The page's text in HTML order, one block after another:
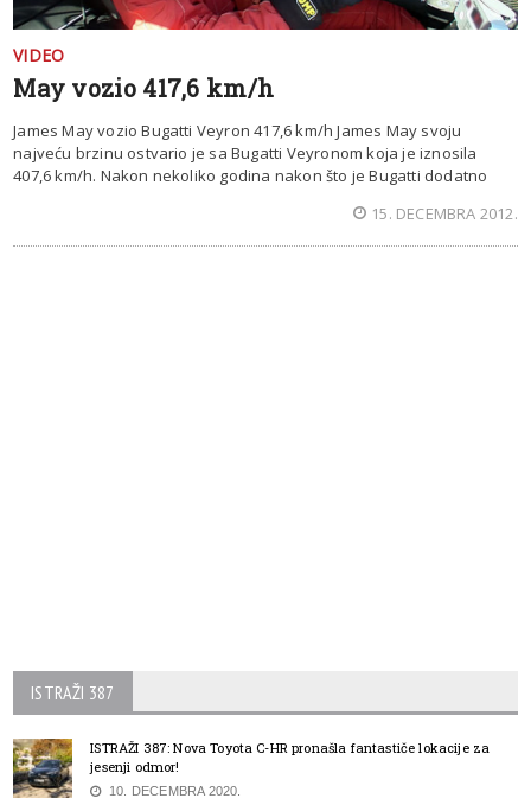
VIDEO
May vozio 417,6 km/h
James May vozio Bugatti Veyron 417,6 km/h James May svoju
najveću brzinu ostvario je sa Bugatti Veyronom koja je iznosila
407,6 km/h. Nakon nekoliko godina nakon što je Bugatti dodatno
15. DECEMBRA 2012.
ISTRAŽI 387
ISTRAŽI 387: Nova Toyota C-HR pronašla fantastiče lokacije za
jesenji odmor!
10. DECEMBRA 2020.